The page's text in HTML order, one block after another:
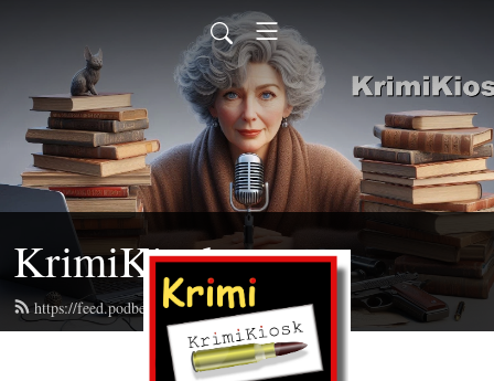
KrimiKiosk
https://feed.podbean.com/krimikiosk/feed.xml